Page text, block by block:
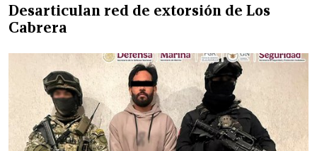
Desarticulan red de extorsión de Los
Cabrera